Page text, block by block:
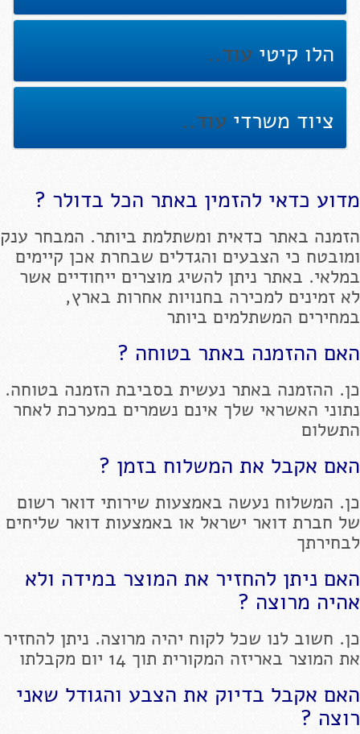
הלו קיטי עוד..
ציוד משרדי עוד..
מדוע כדאי להזמין באתר הכל בדולר ?
הזמנה באתר כדאית ומשתלמת ביותר. המבחר ענק
ומובטח כי הצבעים והגדלים שבחרת אכן קיימים
במלאי. באתר ניתן להשיג מוצרים ייחודיים אשר
לא זמינים למכירה בחנויות אחרות בארץ,
במחירים המשתלמים ביותר
האם ההזמנה באתר בטוחה ?
כן. ההזמנה באתר נעשית בסביבת הזמנה בטוחה.
נתוני האשראי שלך אינם נשמרים במערכת לאחר
התשלום
האם אקבל את המשלוח בזמן ?
כן. המשלוח נעשה באמצעות שירותי דואר רשום
של חברת דואר ישראל או באמצעות דואר שליחים
לבחירתך
האם ניתן להחזיר את המוצר במידה ולא
אהיה מרוצה ?
כן. חשוב לנו שכל לקוח יהיה מרוצה. ניתן להחזיר
את המוצר באריזה המקורית תוך 14 יום מקבלתו
האם אקבל בדיוק את הצבע והגודל שאני
רוצה ?